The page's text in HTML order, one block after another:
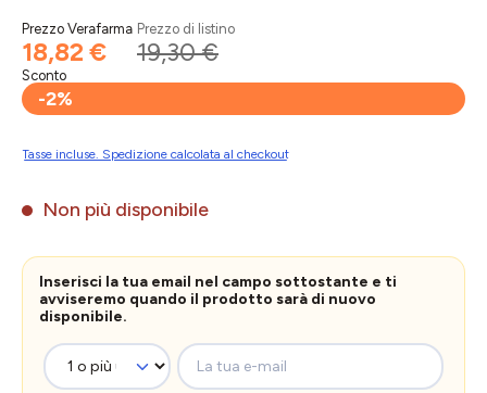
Prezzo Verafarma
18,82 €
Prezzo di listino
19,30 €
Sconto
-2%
Tasse incluse. Spedizione calcolata al checkout
Non più disponibile
Inserisci la tua email nel campo sottostante e ti
avviseremo quando il prodotto sarà di nuovo
disponibile.
La tua e-mail